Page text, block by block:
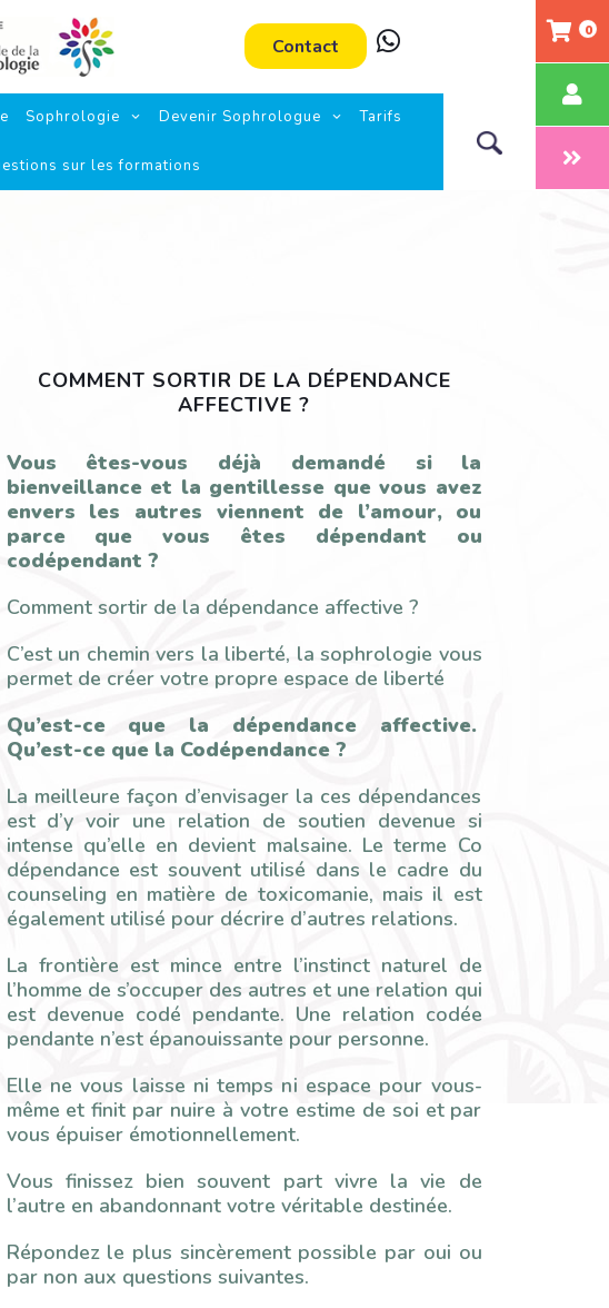
Contact
Sophrologie Devenir Sophrologue Tarifs
sur les formations
0
COMMENT SORTIR DE LA DÉPENDANCE
AFFECTIVE ?
Vous êtes-vous déjà demandé si la
bienveillance et la gentillesse que vous avez
envers les autres viennent de l’amour, ou
parce que vous êtes dépendant ou
codépendant ?
Comment sortir de la dépendance affective ?
C’est un chemin vers la liberté, la sophrologie vous
permet de créer votre propre espace de liberté
Qu’est-ce que la dépendance affective.
Qu’est-ce que la Codépendance ?
La meilleure façon d’envisager la ces dépendances
est d’y voir une relation de soutien devenue si
intense qu’elle en devient malsaine. Le terme Co
dépendance est souvent utilisé dans le cadre du
counseling en matière de toxicomanie, mais il est
également utilisé pour décrire d’autres relations.
La frontière est mince entre l’instinct naturel de
l’homme de s’occuper des autres et une relation qui
est devenue codé pendante. Une relation codée
pendante n’est épanouissante pour personne.
Elle ne vous laisse ni temps ni espace pour vous-
même et finit par nuire à votre estime de soi et par
vous épuiser émotionnellement.
Vous finissez bien souvent part vivre la vie de
l’autre en abandonnant votre véritable destinée.
Répondez le plus sincèrement possible par oui ou
par non aux questions suivantes.